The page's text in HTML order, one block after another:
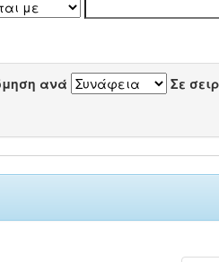
ανά Σε